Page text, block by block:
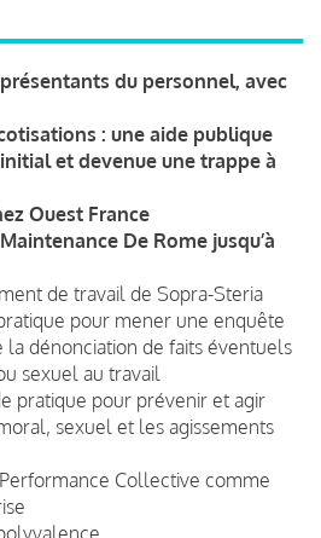
du personnel, avec
: une aide publique
et devenue une trappe à
Ouest France
De Rome jusqu’à
de travail de Sopra-Steria
pour mener une enquête
dénonciation de faits éventuels
sexuel au travail
pratique pour prévenir et agir
sexuel et les agissements
Collective comme